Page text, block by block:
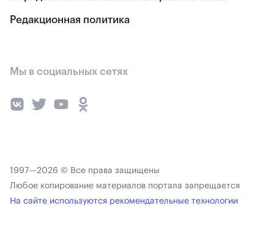
Редакционная политика
Мы в социальных сетях
1997—2026 © Все права защищены
Любое копирование материалов портала запрещается
На сайте используются рекомендательные технологии